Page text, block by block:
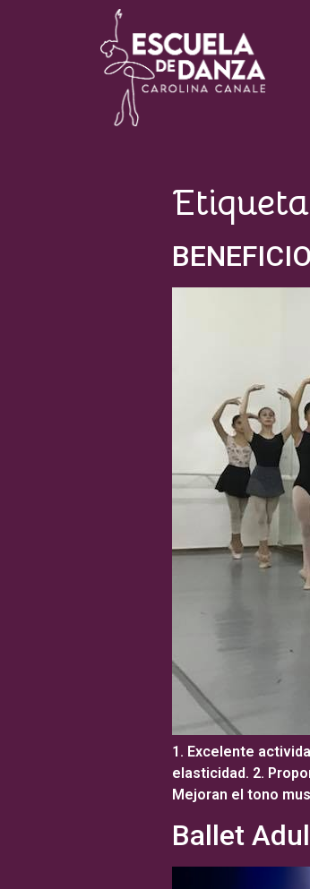
1. Excelente
elasticidad. 2.
Mejoran el tono
Ballet